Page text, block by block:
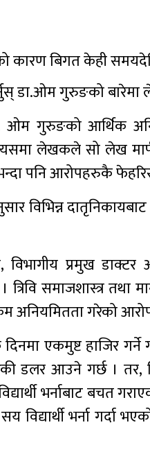
कारण बिगत केही
डा.ओम गुरुङको
ओम गुरुङको आर्थिक
लेखकले सो लेख
पनि आरोपहरुकै
विभिन्न
विभागीय प्रमुख
समाजशास्त्र
अनियमितता गरेको
एकमुष्ट हाजिर
डलर आउने गर्छ ।
भर्नाबाट बचत
भर्ना गर्दा